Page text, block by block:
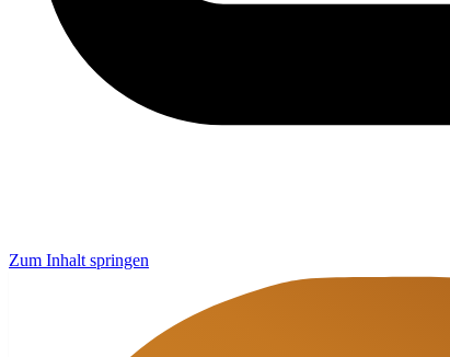
Zum Inhalt springen